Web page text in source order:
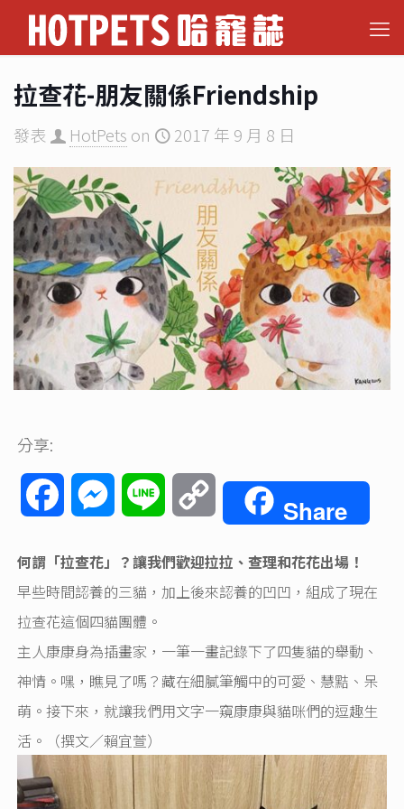
拉查花-朋友關係Friendship
發表 HotPets on 2017 年 9 月 8 日
分享:
FacebookMessenger
Line
Copy
Share
何謂「拉查花」？讓我們歡迎拉拉、查理和花花出場！
早些時間認養的三貓，加上後來認養的凹凹，組成了現在
拉查花這個四貓團體。
主人康康身為插畫家，一筆一畫記錄下了四隻貓的舉動、
神情。嘿，瞧見了嗎？藏在細膩筆觸中的可愛、慧黠、呆
萌。接下來，就讓我們用文字一窺康康與貓咪們的逗趣生
活。（撰文／賴宜萱）